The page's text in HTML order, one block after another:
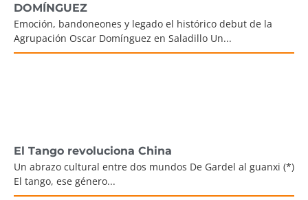
DOMÍNGUEZ
Emoción, bandoneones y legado el histórico debut de la
Agrupación Oscar Domínguez en Saladillo Un...
El Tango revoluciona China
Un abrazo cultural entre dos mundos De Gardel al guanxi (*)
El tango, ese género...